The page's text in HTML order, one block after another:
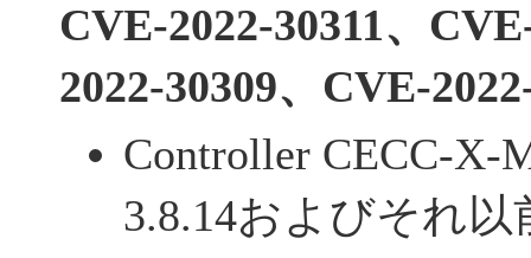
CVE-2022-30311、
2022-30309、CVE-
Controller CECC-X-
3.8.14およびそれ